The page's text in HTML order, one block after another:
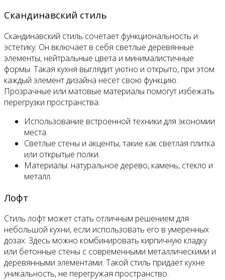
Скандинавский стиль
Скандинавский стиль сочетает функциональность и
эстетику. Он включает в себя светлые деревянные
элементы, нейтральные цвета и минималистичные
формы. Такая кухня выглядит уютно и открыто, при этом
каждый элемент дизайна несет свою функцию.
Прозрачные или матовые материалы помогут избежать
перегрузки пространства.
Использование встроенной техники для экономии
места.
Светлые стены и акценты, такие как светлая плитка
или открытые полки.
Материалы: натуральное дерево, камень, стекло и
металл.
Лофт
Стиль лофт может стать отличным решением для
небольшой кухни, если использовать его в умеренных
дозах. Здесь можно комбинировать кирпичную кладку
или бетонные стены с современными металлическими и
деревянными элементами. Такой стиль придает кухне
уникальность, не перегружая пространство.